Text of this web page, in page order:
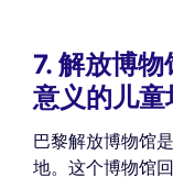
7. 解放博
意义的儿童
巴黎解放博物馆
地。这个博物馆